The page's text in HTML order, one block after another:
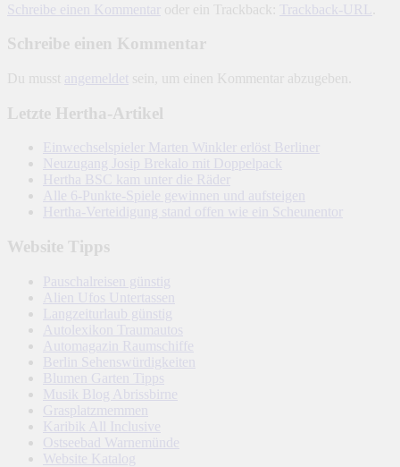
Schreibe einen Kommentar oder ein Trackback: Trackback-URL
Schreibe einen Kommentar
Du musst angemeldet sein, um einen Kommentar abzugeben.
Letzte Hertha-Artikel
Einwechselspieler Marten Winkler erlöst Berliner
Neuzugang Josip Brekalo mit Doppelpack
Hertha BSC kam unter die Räder
Alle 6-Punkte-Spiele gewinnen und aufsteigen
Hertha-Verteidigung stand offen wie ein Scheunentor
Website Tipps
Pauschalreisen günstig
Alien Ufos Untertassen
Langzeiturlaub günstig
Autolexikon Traumautos
Automagazin Raumschiffe
Berlin Sehenswürdigkeiten
Blumen Garten Tipps
Musik Blog Abrissbirne
Grasplatzmemmen
Karibik All Inclusive
Ostseebad Warnemünde
Website Katalog